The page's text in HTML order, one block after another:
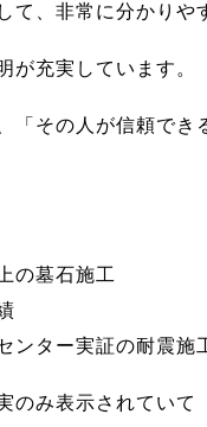
て、非常に分かりや
が充実しています。
「その人が信頼でき
の墓石施工
ンター実証の耐震施
のみ表示されていて